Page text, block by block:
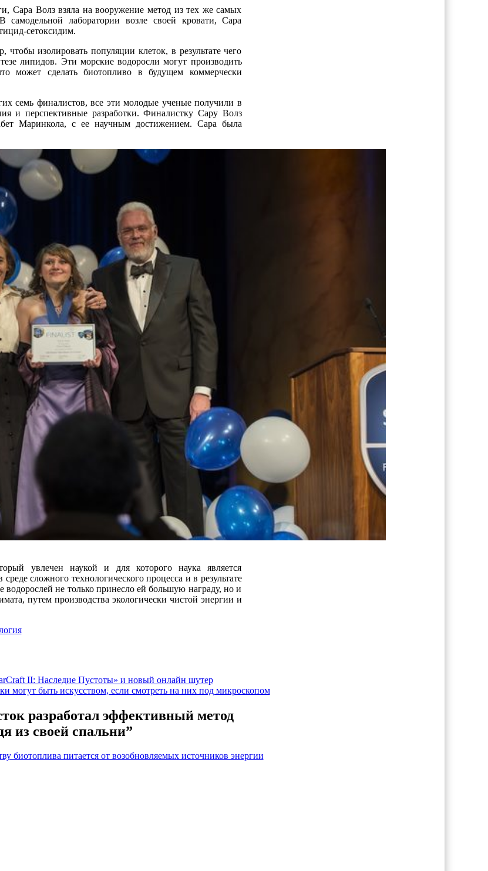
Сара Волз взяла на вооружение метод из тех же самых
лаборатории возле своей кровати, Сара
сетоксидим.
чтобы изолировать популяции клеток, в результате чего
липидов. Эти морские водоросли могут производить
может сделать биотопливо в будущем коммерчески
семь финалистов, все эти молодые ученые получили в
и перспективные разработки. Финалистку Сару Волз
Маринкола, с ее научным достижением. Сара была
увлечен наукой и для которого наука является
сложного технологического процесса и в результате
водорослей не только принесло ей большую награду, но и
путем производства экологически чистой энергии и
II: Наследие Пустоты» и новый онлайн шутер
могут быть искусством, если смотреть на них под микроскопом
разработал эффективный метод
из своей спальни”
биотоплива питается от возобновляемых источников энергии